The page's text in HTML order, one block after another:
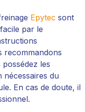
Epytec sont
par le
recommandons
les
nécessaires du
En cas de doute, il